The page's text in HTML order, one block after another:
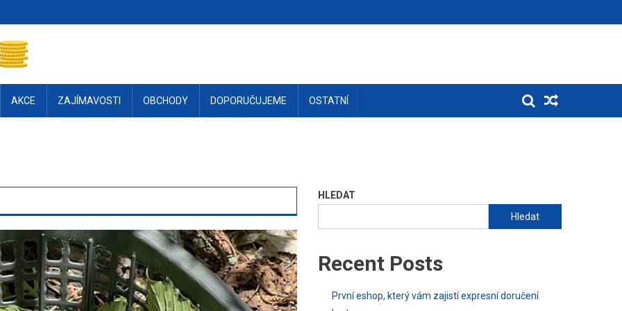
AKCE ZAJÍMAVOSTI OBCHODY DOPORUČUJEME OSTATNÍ
HLEDAT
Hledat
Recent Posts
První eshop, který vám zajistí expresní doručení